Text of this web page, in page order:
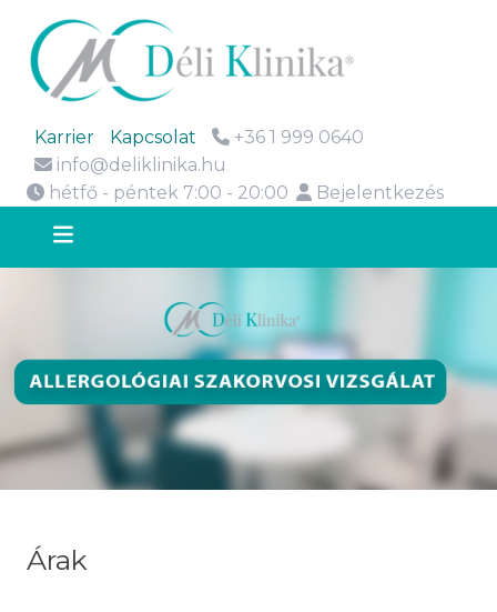
Karrier Kapcsolat
+36 1 999 0640
info@deliklinika.hu
hétfő - péntek 7:00 - 20:00
Bejelentkezés
Árak